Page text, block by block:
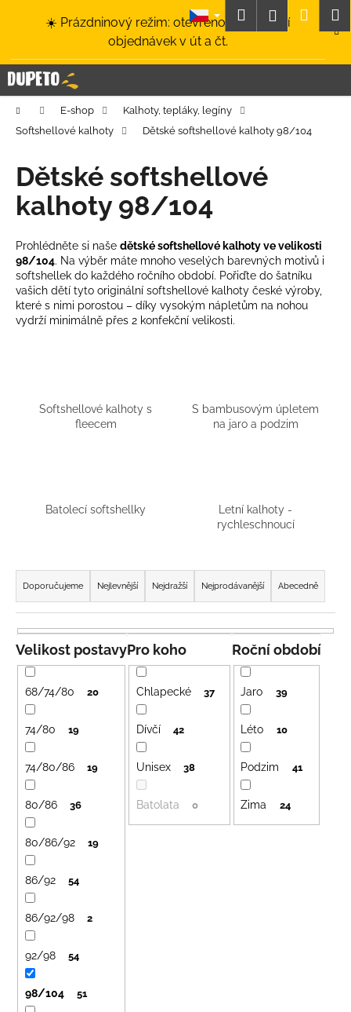
☀️ Prázdninový režim: otevřeno a odesílání
objednávek v út a čt.
HledatPřihlášení
Domů E-shop
Kalhoty, tepláky, legíny
Softshellové kalhoty
Dětské softshellové kalhoty 98/104
Dětské softshellové
kalhoty 98/104
Prohlédněte si naše dětské softshellové kalhoty ve velikosti
98/104. Na výběr máte mnoho veselých barevných motivů i
softshellek do každého ročního období. Pořiďte do šatníku
vašich dětí tyto originální softshellové kalhoty české výroby,
které s nimi porostou – díky vysokým nápletům na nohou
vydrží minimálně přes 2 konfekční velikosti.
Softshellové kalhoty s
fleecem
S bambusovým úpletem
na jaro a podzim
Batolecí softshellky
Letní kalhoty -
rychleschnoucí
Ř
a
z
e
n
í
p
o
d
u
ů
Doporučujeme Nejlevnější Nejdražší Nejprodávanější Abecedně
Pro koho
Chlapecké 37
Dívčí 42
Unisex 38
Batolata 0
Roční období
Jaro 39
Léto 10
Podzim 41
Zima 24
Velikost postavy
68/74/80 20
74/80 19
74/80/86 19
80/86 36
80/86/92 19
86/92 54
86/92/98 2
92/98 54
98/104 51
í
k C
o
p
t
ř
e
u
j
e
t
e
D
o
p
o
r
m
BAMBUSOVÉ
TRIKO
NÁMOŘNICKÉ
PRUHY
MODRÉ
435
Kč